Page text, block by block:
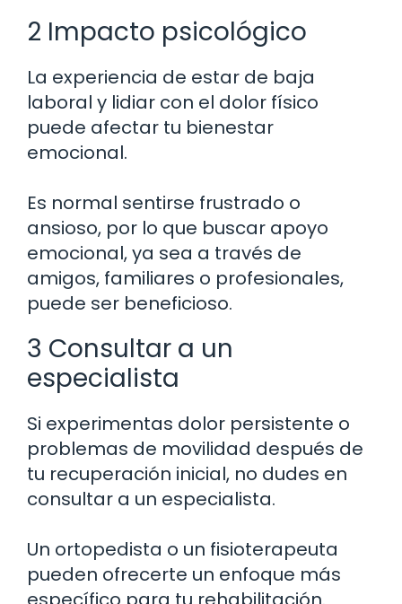
2 Impacto psicológico
La experiencia de estar de baja
laboral y lidiar con el dolor físico
puede afectar tu bienestar
emocional.
Es normal sentirse frustrado o
ansioso, por lo que buscar apoyo
emocional, ya sea a través de
amigos, familiares o profesionales,
puede ser beneficioso.
3 Consultar a un
especialista
Si experimentas dolor persistente o
problemas de movilidad después de
tu recuperación inicial, no dudes en
consultar a un especialista.
Un ortopedista o un fisioterapeuta
pueden ofrecerte un enfoque más